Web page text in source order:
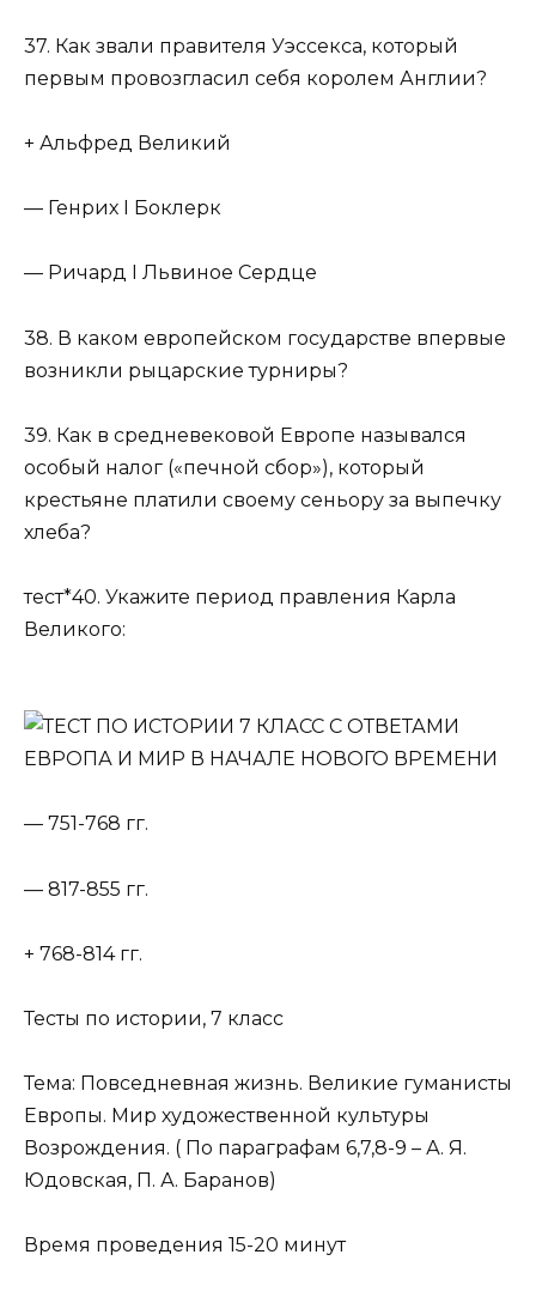
37. Как звали правителя Уэссекса, который
первым провозгласил себя королем Англии?
+ Альфред Великий
— Генрих I Боклерк
— Ричард I Львиное Сердце
38. В каком европейском государстве впервые
возникли рыцарские турниры?
39. Как в средневековой Европе назывался
особый налог («печной сбор»), который
крестьяне платили своему сеньору за выпечку
хлеба?
тест*40. Укажите период правления Карла
Великого:
— 751-768 гг.
— 817-855 гг.
+ 768-814 гг.
Тесты по истории, 7 класс
Тема: Повседневная жизнь. Великие гуманисты
Европы. Мир художественной культуры
Возрождения. ( По параграфам 6,7,8-9 – А. Я.
Юдовская, П. А. Баранов)
Время проведения 15-20 минут